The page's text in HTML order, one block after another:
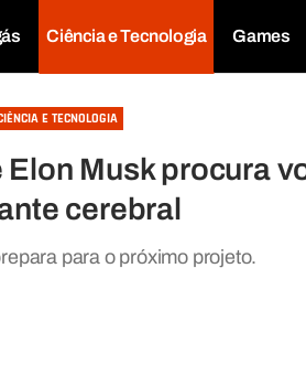
Ciência e Tecnologia Games
E TECNOLOGIA
Musk procura
cerebral
para o próximo projeto.